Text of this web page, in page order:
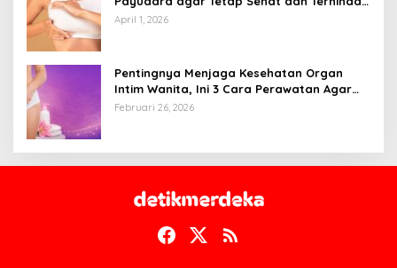
dari Risiko Penyakit
April 1, 2026
Pentingnya Menjaga Kesehatan Organ
Intim Wanita, Ini 3 Cara Perawatan Agar
Tetap Bersih
Februari 26, 2026